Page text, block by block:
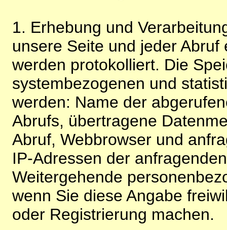
1. Erhebung und
unsere Seite und jeder
werden protokolliert. Die
systembezogenen und
werden: Name der
Abrufs, übertragene
Abruf, Webbrowser und
IP-Adressen der
Weitergehende
wenn Sie diese Angabe
oder Registrierung machen.